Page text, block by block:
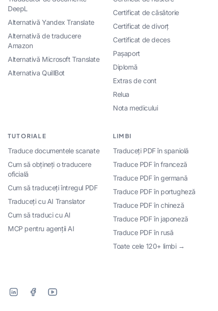
DeepL
Alternativă Yandex Translate
Alternativă de traducere
Amazon
Alternativă Microsoft Translate
Alternativa QuillBot
Certificat de căsătorie
Certificat de divorț
Certificat de deces
Pașaport
Diplomă
Extras de cont
Relua
Nota medicului
TUTORIALE
Traduce documentele scanate
Cum să obțineți o traducere
oficială
Cum să traduceți întregul PDF
Traduceți cu AI Translator
Cum să traduci cu AI
MCP pentru agenții AI
LIMBI
Traduceți PDF în spaniolă
Traduce PDF în franceză
Traduce PDF în germană
Traduce PDF în portugheză
Traduce PDF în chineză
Traduce PDF în japoneză
Traduce PDF în rusă
Toate cele 120+ limbi →